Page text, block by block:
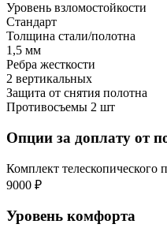
Уровень взломостойкости
Стандарт
Толщина стали/полотна
1,5 мм
Ребра жесткости
2 вертикальных
Защита от снятия полотна
Противосъемы 2 шт
Опции за доплату от
Комплект телескопического
9000 ₽
Уровень комфорта